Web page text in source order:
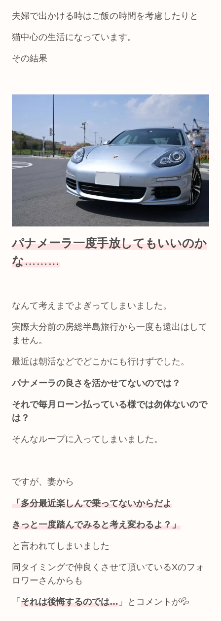
夫婦で出かける時はご飯の時間を考慮したりと
猫中心の生活になっています。
その結果
パナメーラ一度手放してもいいのか
な………
なんて考えまでよぎってしまいました。
実際大分前の房総半島旅行から一度も遠出はして
ません。
最近は朝活などでどこかにも行けずでした。
パナメーラの良さを活かせてないのでは？
それで毎月ローン払っている様では勿体ないので
は？
そんなループに入ってしまいました。
ですが、妻から
「多分最近楽しんで乗ってないからだよ
きっと一度踏んでみると考え変わるよ？」
と言われてしまいました
同タイミングで仲良くさせて頂いているXのフォ
ロワーさんからも
「 それは後悔するのでは… 」とコメントが💦